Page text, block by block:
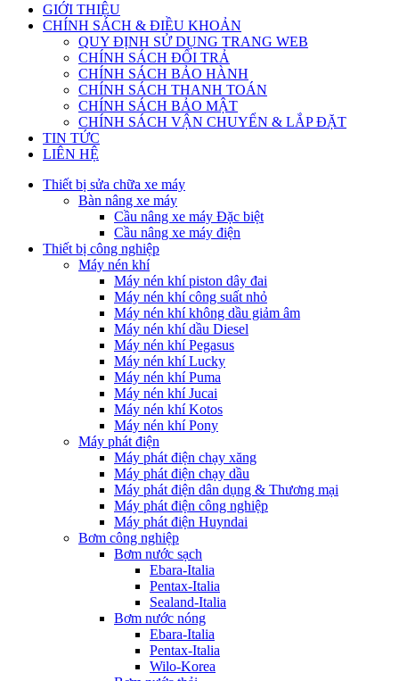
GIỚI THIỆU
CHÍNH SÁCH & ĐIỀU KHOẢN
QUY ĐỊNH SỬ DỤNG TRANG WEB
CHÍNH SÁCH ĐỔI TRẢ
CHÍNH SÁCH BẢO HÀNH
CHÍNH SÁCH THANH TOÁN
CHÍNH SÁCH BẢO MẬT
CHÍNH SÁCH VẬN CHUYỂN & LẮP ĐẶT
TIN TỨC
LIÊN HỆ
Thiết bị sửa chữa xe máy
Bàn nâng xe máy
Cầu nâng xe máy Đặc biệt
Cầu nâng xe máy điện
Thiết bị công nghiệp
Máy nén khí
Máy nén khí piston dây đai
Máy nén khí công suất nhỏ
Máy nén khí không dầu giảm âm
Máy nén khí dầu Diesel
Máy nén khí Pegasus
Máy nén khí Lucky
Máy nén khí Puma
Máy nén khí Jucai
Máy nén khí Kotos
Máy nén khí Pony
Máy phát điện
Máy phát điện chạy xăng
Máy phát điện chạy dầu
Máy phát điện dân dụng & Thương mại
Máy phát điện công nghiệp
Máy phát điện Huyndai
Bơm công nghiệp
Bơm nước sạch
Ebara-Italia
Pentax-Italia
Sealand-Italia
Bơm nước nóng
Ebara-Italia
Pentax-Italia
Wilo-Korea